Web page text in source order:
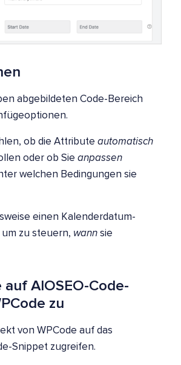
abgebildeten Code-Bereich
ob die Attribute automatisch
oder ob Sie anpassen
welchen Bedingungen sie
einen Kalenderdatum-
zu steuern, wann sie
AIOSEO-Code-
zu
von WPCode auf das
Snippet zugreifen.